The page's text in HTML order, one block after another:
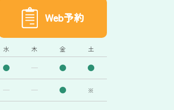
Web予約
水 木 金 土
※